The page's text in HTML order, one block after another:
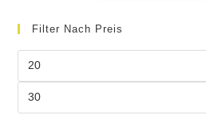
Filter Nach Preis